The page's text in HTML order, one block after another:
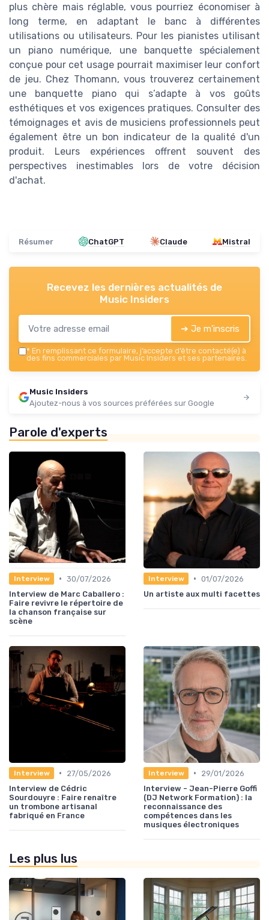
plus chère mais réglable, vous pourriez économiser à
long terme, en adaptant le banc à différentes
utilisations ou utilisateurs. Pour les pianistes utilisant
un piano numérique, une banquette spécialement
conçue pour cet usage pourrait maximiser leur confort
de jeu. Chez Thomann, vous trouverez certainement
une banquette piano qui s’adapte à vos goûts
esthétiques et vos exigences pratiques. Consulter des
témoignages et avis de musiciens professionnels peut
également être un bon indicateur de la qualité d'un
produit. Leurs expériences offrent souvent des
perspectives inestimables lors de votre décision
d'achat.
Résumer ChatGPT Claude Mistral
Recevez les dernières actualités de
Music Insiders
➔ Je m'inscris
* En remplissant ce formulaire, j’accepte d’être contacté(e) à
des fins commerciales par Music Insiders et ses partenaires.
Music Insiders
Ajoutez-nous à vos sources préférées sur Google
Parole d'experts
Interview • 30/07/2026
Interview de Marc Caballero :
Faire revivre le répertoire de
la chanson française sur
scène
Interview • 01/07/2026
Un artiste aux multi facettes
Interview •
27/05/2026
Interview de Cédric
Sourdouyre : Faire renaître
un trombone artisanal
fabriqué en France
Interview •
29/01/2026
Interview - Jean-Pierre Goffi
(DJ Network Formation) : la
reconnaissance des
compétences dans les
musiques électroniques
Les plus lus